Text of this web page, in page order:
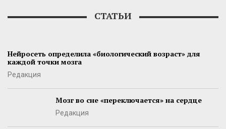
СТАТЬИ
Нейросеть определила «биологический возраст» для
каждой точки мозга
Редакция
Мозг во сне «переключается» на сердце
Редакция